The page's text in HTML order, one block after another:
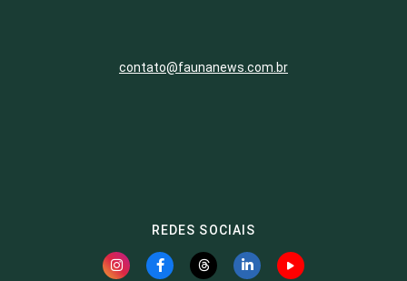
contato@faunanews.com.br
REDES SOCIAIS